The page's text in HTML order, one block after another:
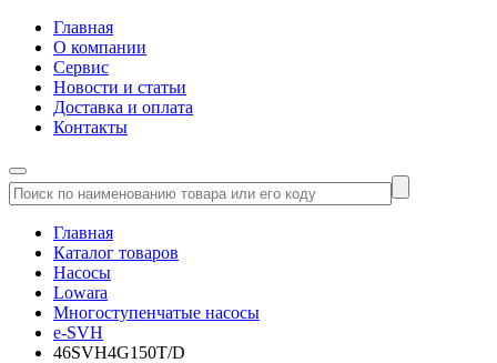
Главная
О компании
Сервис
Новости и статьи
Доставка и оплата
Контакты
Главная
Каталог товаров
Насосы
Lowara
Многоступенчатые насосы
e-SVH
46SVH4G150T/D